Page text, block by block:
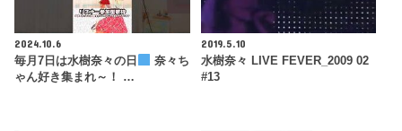
2024.10.6
毎月7日は水樹奈々の日
奈々ち
ゃん好き集まれ～！ …
2019.5.10
水樹奈々 LIVE FEVER_2009 02
#13